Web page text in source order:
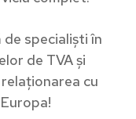
specialiști în
de TVA și
cu